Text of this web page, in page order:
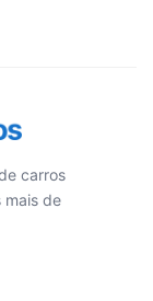
carros
mais de